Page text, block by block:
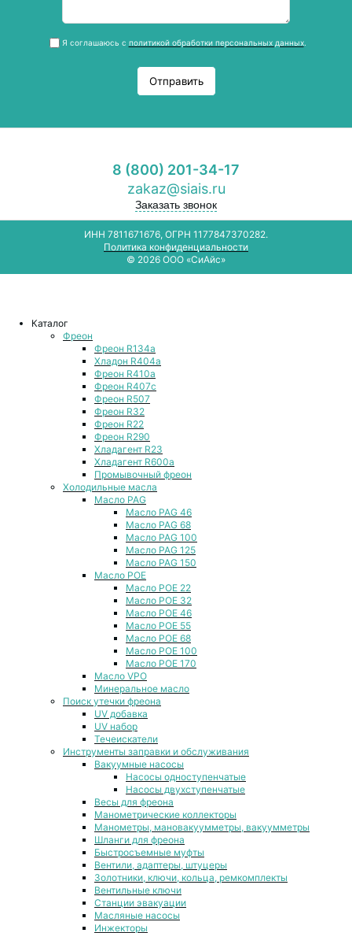
Я соглашаюсь с политикой обработки персональных данных.
Отправить
8 (800) 201-34-17
zakaz@siais.ru
Заказать звонок
ИНН 7811671676, ОГРН 1177847370282.
Политика конфиденциальности
© 2026 ООО «СиАйс»
Каталог
Фреон
Фреон R134a
Хладон R404a
Фреон R410a
Фреон R407с
Фреон R507
Фреон R32
Фреон R22
Фреон R290
Хладагент R23
Хладагент R600a
Промывочный фреон
Холодильные масла
Масло PAG
Масло PAG 46
Масло PAG 68
Масло PAG 100
Масло PAG 125
Масло PAG 150
Масло POE
Масло POE 22
Масло POE 32
Масло POE 46
Масло POE 55
Масло POE 68
Масло POE 100
Масло POE 170
Масло VPO
Минеральное масло
Поиск утечки фреона
UV добавка
UV набор
Течеискатели
Инструменты заправки и обслуживания
Вакуумные насосы
Насосы одноступенчатые
Насосы двухступенчатые
Весы для фреона
Манометрические коллекторы
Манометры, мановакуумметры, вакуумметры
Шланги для фреона
Быстросъемные муфты
Вентили, адаптеры, штуцеры
Золотники, ключи, кольца, ремкомплекты
Вентильные ключи
Станции эвакуации
Масляные насосы
Инжекторы